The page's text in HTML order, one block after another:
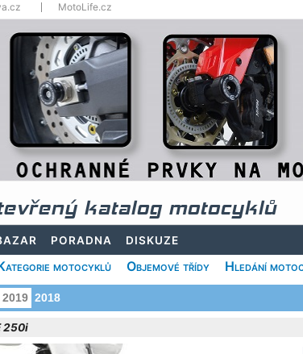
MotoLife.cz
katalog motocyklů
PORADNA DISKUZE
motocyklů Objemové třídy Hledání
2019 2018
250i